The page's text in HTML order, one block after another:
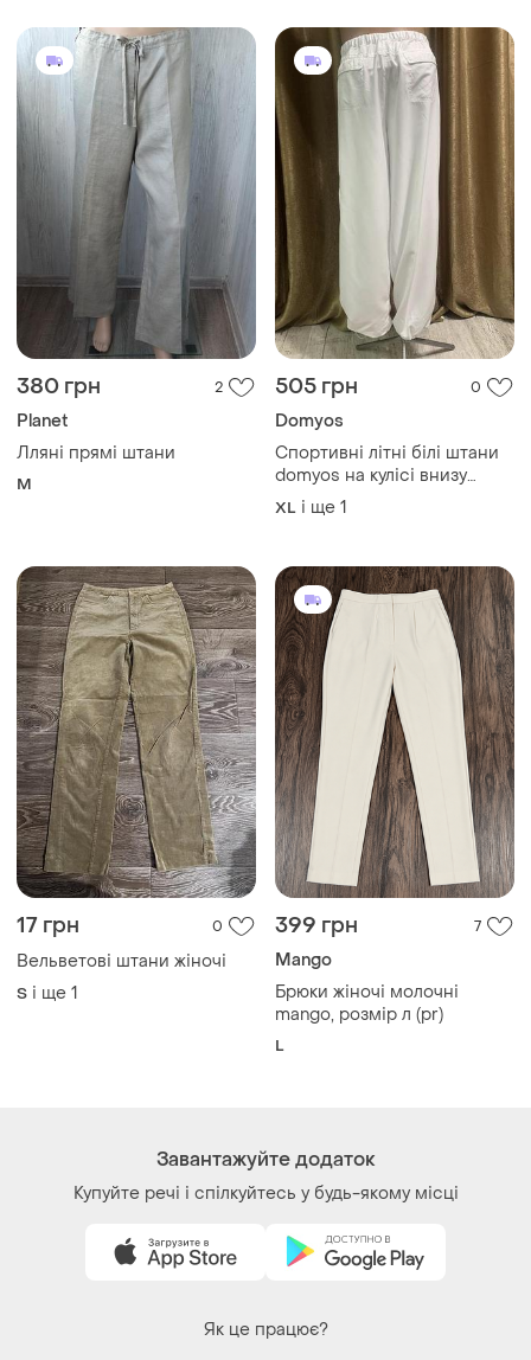
380 грн 2
Planet
Лляні прямі штани
M
505 грн 0
Domyos
Спортивні літні білі штани
domyos на кулісі внизу
розмір 44/ xl -2xl
XL і ще 1
17 грн 0
Вельветові штани жіночі
S і ще 1
399 грн 7
Mango
Брюки жіночі молочні
mango, розмір л (pr)
L
Завантажуйте додаток
Купуйте речі і спілкуйтесь у будь-якому місці
Як це працює?